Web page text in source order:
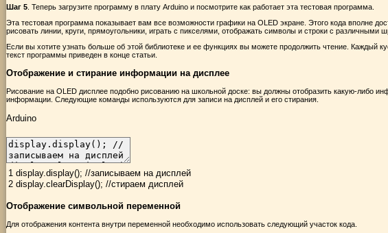
Шаг 5 . Теперь загрузите программу в плату Arduino и посмотрите как работает эта тестовая программа.
Эта тестовая программа показывает вам все возможности графики на OLED экране. Этого кода вполне
рисовать линии, круги, прямоугольники, играть с пикселями, отображать символы и строки с различными
Если вы хотите узнать больше об этой библиотеке и ее функциях вы можете продолжить чтение. Каждый
текст программы приведен в конце статьи.
Отображение и стирание информации на дисплее
Рисование на OLED дисплее подобно рисованию на школьной доске: вы должны отобразить какую-либо
информации. Следующие команды используются для записи на дисплей и его стирания.
Arduino
1
2
display.display(); //записываем на дисплей
display.clearDisplay(); //стираем дисплей
Отображение символьной переменной
Для отображения контента внутри переменной необходимо использовать следующий участок кода.